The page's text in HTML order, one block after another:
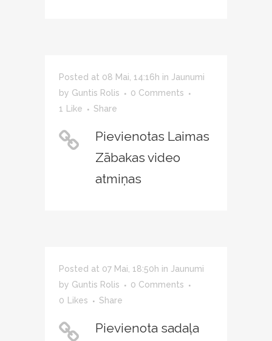
Posted at 08 Mai, 14:16h in Jaunumi
by Guntis Rolis
0 Comments
1
Like Share
Pievienotas Laimas
Zābakas video
atmiņas
Posted at 07 Mai, 18:50h in Jaunumi
by Guntis Rolis
0 Comments
0
Likes Share
Pievienota sadaļa